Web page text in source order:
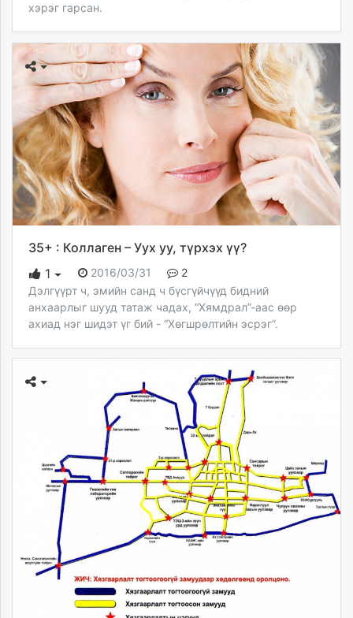
хэрэг гарсан.
35+ : Коллаген – Уух уу, түрхэх үү?
1
2016/03/31
2
Дэлгүүрт ч, эмийн санд ч бүсгүйчүүд бидний
анхаарлыг шууд татаж чадах, “Хямдрал”-аас өөр
ахиад нэг шидэт үг бий - “Хөгшрөлтийн эсрэг”.